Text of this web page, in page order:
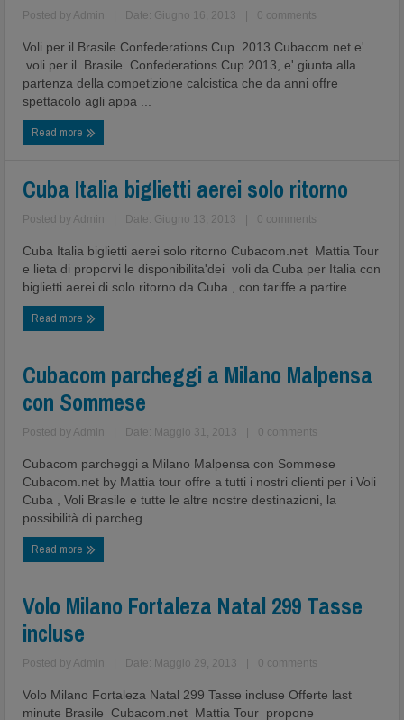
Posted by Admin Date: Giugno 16, 2013 0 comments
Voli per il Brasile Confederations Cup 2013 Cubacom.net e'
voli per il Brasile Confederations Cup 2013, e' giunta alla
partenza della competizione calcistica che da anni offre
spettacolo agli appa ...
Read more
Cuba Italia biglietti aerei solo ritorno
Posted by Admin Date: Giugno 13, 2013 0 comments
Cuba Italia biglietti aerei solo ritorno Cubacom.net Mattia Tour
e lieta di proporvi le disponibilita'dei voli da Cuba per Italia con
biglietti aerei di solo ritorno da Cuba , con tariffe a partire ...
Read more
Cubacom parcheggi a Milano Malpensa
con Sommese
Posted by Admin Date: Maggio 31, 2013 0 comments
Cubacom parcheggi a Milano Malpensa con Sommese
Cubacom.net by Mattia tour offre a tutti i nostri clienti per i Voli
Cuba , Voli Brasile e tutte le altre nostre destinazioni, la
possibilità di parcheg ...
Read more
Volo Milano Fortaleza Natal 299 Tasse
incluse
Posted by Admin Date: Maggio 29, 2013 0 comments
Volo Milano Fortaleza Natal 299 Tasse incluse Offerte last
minute Brasile Cubacom.net Mattia Tour propone